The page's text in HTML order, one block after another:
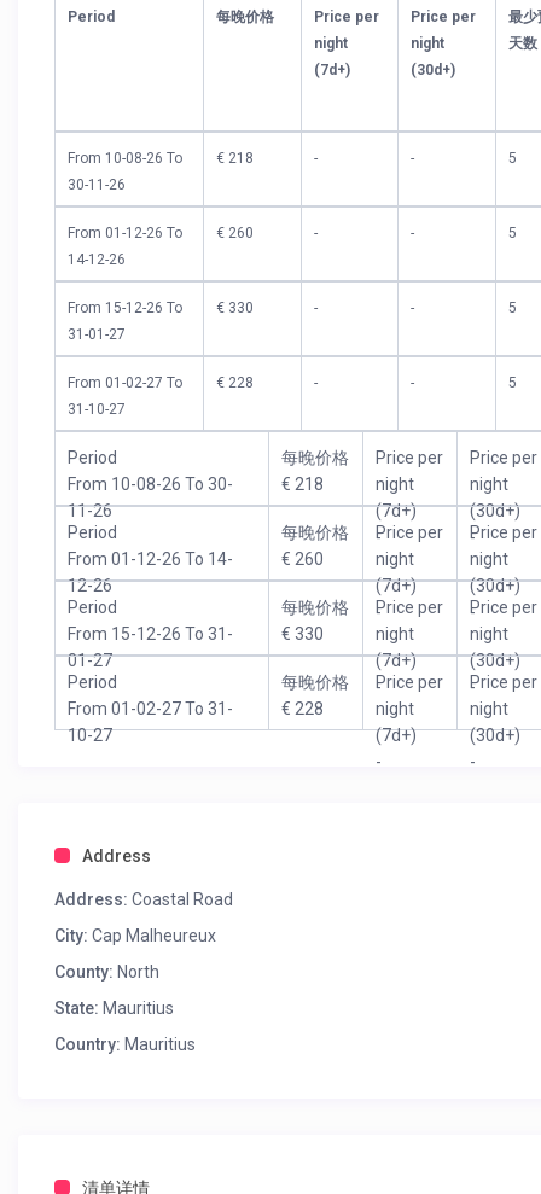
Period 每晚价格
Price per
night
(7d+)
Price per
night
(30d+)
最少
天数
From 10-08-26 To
30-11-26
€ 218 - - 5
From 01-12-26 To
14-12-26
€ 260 - - 5
From 15-12-26 To
31-01-27
€ 330 - - 5
From 01-02-27 To
31-10-27
€ 228 - - 5
Period
From 10-08-26 To 30-
11-26
每晚价格
€ 218
Price per
night
(7d+)
-
Price per
night
(30d+)
-
Period
From 01-12-26 To 14-
12-26
每晚价格
€ 260
Price per
night
(7d+)
-
Price per
night
(30d+)
-
Period
From 15-12-26 To 31-
01-27
每晚价格
€ 330
Price per
night
(7d+)
-
Price per
night
(30d+)
-
Period
From 01-02-27 To 31-
10-27
每晚价格
€ 228
Price per
night
(7d+)
-
Price per
night
(30d+)
-
Address
Address: Coastal Road
City: Cap Malheureux
County: North
State: Mauritius
Country: Mauritius
清单详情